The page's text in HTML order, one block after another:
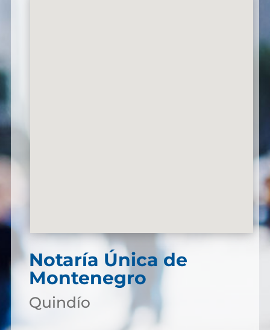
Notaría Única de
Montenegro
Quindío